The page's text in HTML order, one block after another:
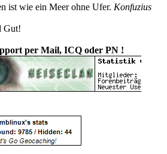
ist wie ein Meer ohne Ufer. Konfuzius
Gut!
per Mail, ICQ oder PN !